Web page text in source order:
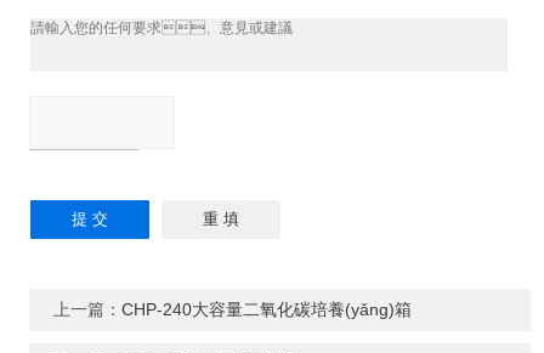
上一篇： CHP-240大容量二氧化碳培養(yǎng)箱